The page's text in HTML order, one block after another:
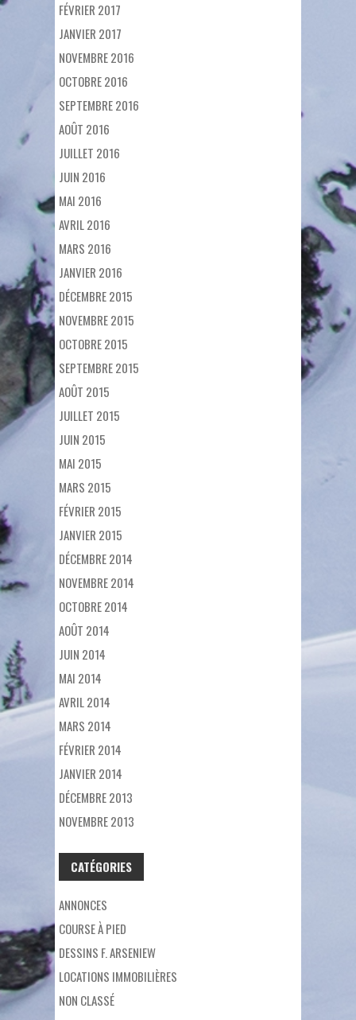
FÉVRIER 2017
JANVIER 2017
NOVEMBRE 2016
OCTOBRE 2016
SEPTEMBRE 2016
AOÛT 2016
JUILLET 2016
JUIN 2016
MAI 2016
AVRIL 2016
MARS 2016
JANVIER 2016
DÉCEMBRE 2015
NOVEMBRE 2015
OCTOBRE 2015
SEPTEMBRE 2015
AOÛT 2015
JUILLET 2015
JUIN 2015
MAI 2015
MARS 2015
FÉVRIER 2015
JANVIER 2015
DÉCEMBRE 2014
NOVEMBRE 2014
OCTOBRE 2014
AOÛT 2014
JUIN 2014
MAI 2014
AVRIL 2014
MARS 2014
FÉVRIER 2014
JANVIER 2014
DÉCEMBRE 2013
NOVEMBRE 2013
CATÉGORIES
ANNONCES
COURSE À PIED
DESSINS F. ARSENIEW
LOCATIONS IMMOBILIÈRES
NON CLASSÉ